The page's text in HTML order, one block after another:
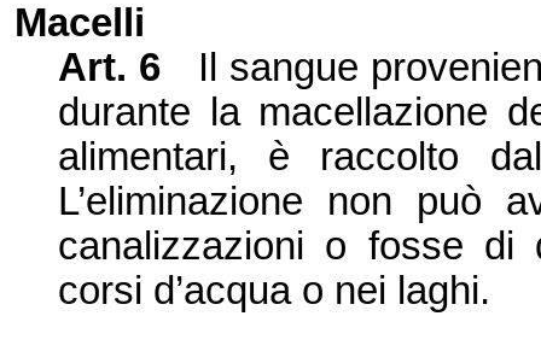
Macelli
Art. 6
Il sangue
durante la macellazione
alimentari, è raccolto
L’eliminazione non può
canalizzazioni o fosse di
corsi d’acqua o nei laghi.